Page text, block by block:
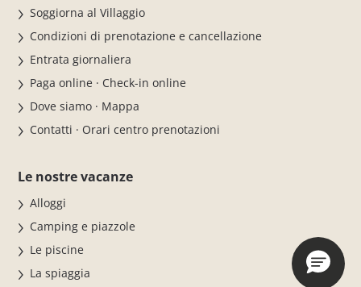
Soggiorna al Villaggio
Condizioni di prenotazione e cancellazione
Entrata giornaliera
Paga online · Check-in online
Dove siamo · Mappa
Contatti · Orari centro prenotazioni
Le nostre vacanze
Alloggi
Camping e piazzole
Le piscine
La spiaggia